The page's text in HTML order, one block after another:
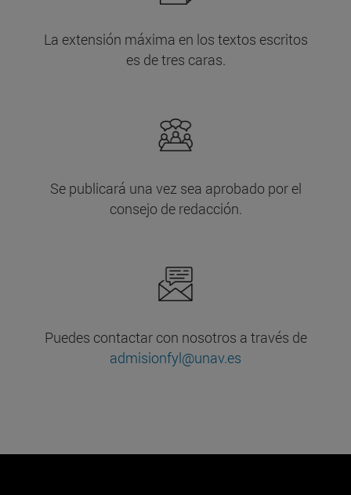
La extensión máxima en los textos escritos
es de tres caras.
Se publicará una vez sea aprobado por el
consejo de redacción.
Puedes contactar con nosotros a través de
admisionfyl@unav.es